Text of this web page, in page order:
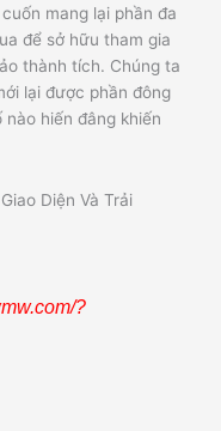
mang lại phần đa
để sở hữu tham gia
thành tích. Chúng ta
lại được phần đông
hiến đâng khiến
Diện Và Trải
?